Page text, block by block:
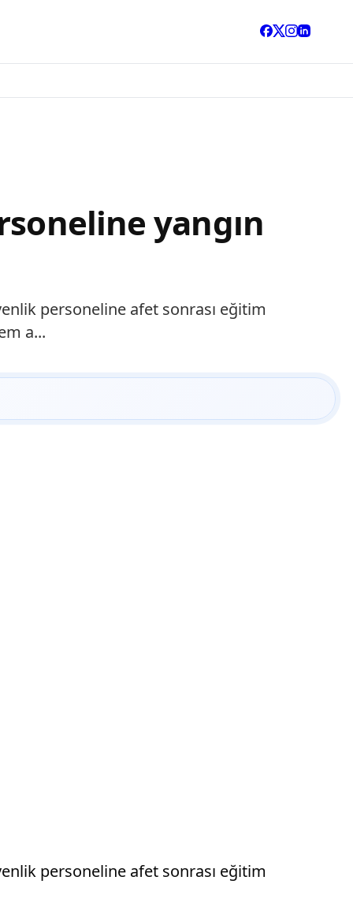
yangın
personeline afet sonrası eğitim
a...
personeline afet sonrası eğitim